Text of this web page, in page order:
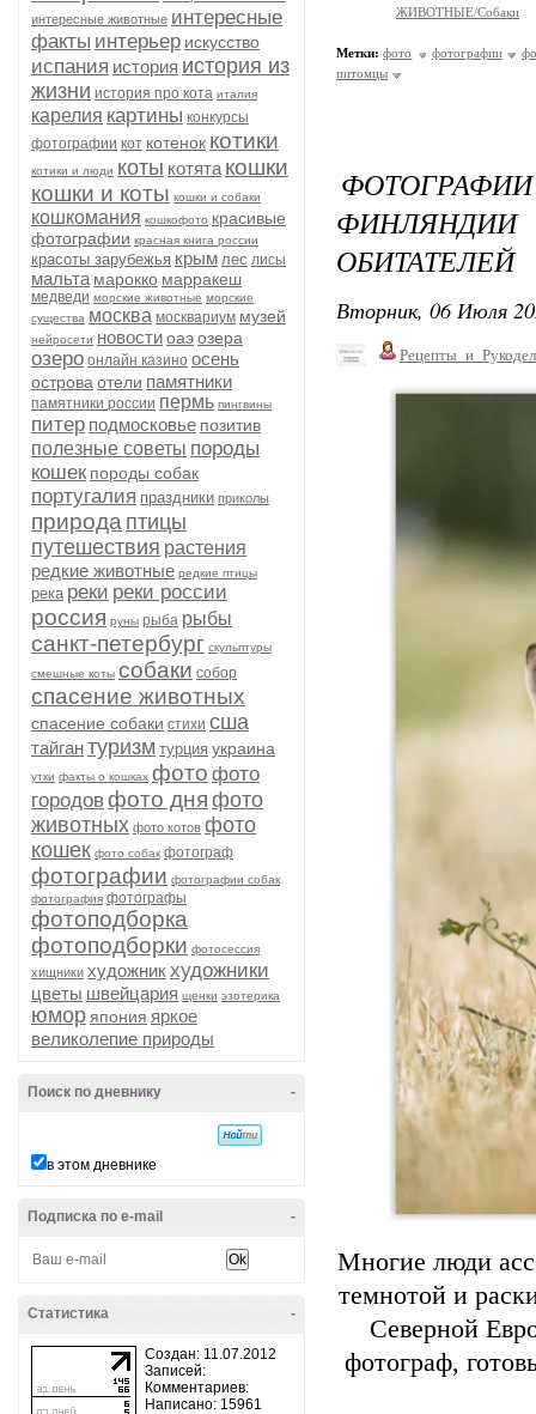
интересные животные интересные
факты интерьер искусство
испания история история из
жизни история про кота италия
карелия картины конкурсы
фотографии кот котенок котики
котики и люди коты котята кошки
кошки и коты кошки и собаки
кошкомания кошкофото красивые
фотографии красная книга россии
красоты зарубежья крым лес лисы
мальта марокко марракеш
медведи морские животные морские
существа москва москвариум музей
нейросети новостиоаэозера
озеро онлайн казино осень
острова отели памятники
памятники россии пермь пингвины
питер подмосковье позитив
полезные советы породы
кошек породы собак
португалия праздники приколы
природа птицы
путешествия растения
редкие животные редкие птицы
река реки реки россии
россия руны рыба рыбы
санкт-петербург скульптуры
смешные коты собаки собор
спасение животных
спасение собаки стихи сша
тайгантуризм турция украина
утки факты о кошках фото фото
городовфото дня фото
животных фото котов фото
кошек фото собак фотограф
фотографии фотографии собак
фотография фотографы
фотоподборка
фотоподборки фотосессия
хищники художникхудожники
цветы швейцария щенки эзотерика
юмор япония яркое
великолепие природы
-
Поиск по дневнику
в этом дневнике
-
Подписка по e-mail
-
Статистика
Создан: 11.07.2012
Записей:
Комментариев:
Написано: 15961
ЖИВОТНЫЕ/Собаки
Метки: фото фотографии
питомцы
ОБИТАТЕЛЕЙ
Вторник, 06 Июля
Многие люди
темнотой и
Северной
фотограф,